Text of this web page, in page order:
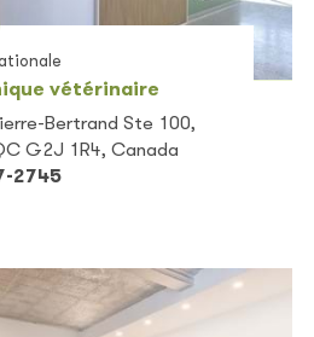
vétérinaire
Bertrand Ste 100,
G2J 1R4, Canada
2745